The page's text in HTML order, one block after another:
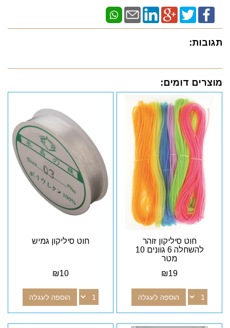
תגובות:
מוצרים דומים:
חוט סיליקון זוהר
להשחלה 6 גוונים 10
מטר
₪19
הוספה לעגלה
חוט סיליקון גמיש
₪10
הוספה לעגלה